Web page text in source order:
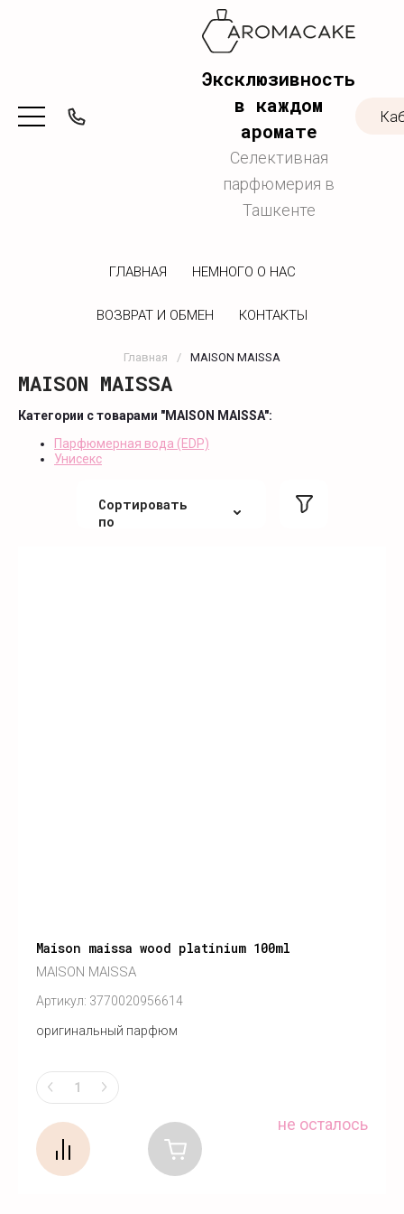
Эксклюзивность
в каждом
аромате
Селективная
парфюмерия в
Ташкенте
ГЛАВНАЯ НЕМНОГО О НАС
ВОЗВРАТ И ОБМЕН КОНТАКТЫ
Главная / MAISON MAISSA
MAISON MAISSA
Категории с товарами "MAISON MAISSA":
Парфюмерная вода (EDP)
Унисекс
Сортировать
по
Maison maissa wood platinium 100ml
MAISON MAISSA
Артикул: 3770020956614
оригинальный парфюм
не осталось